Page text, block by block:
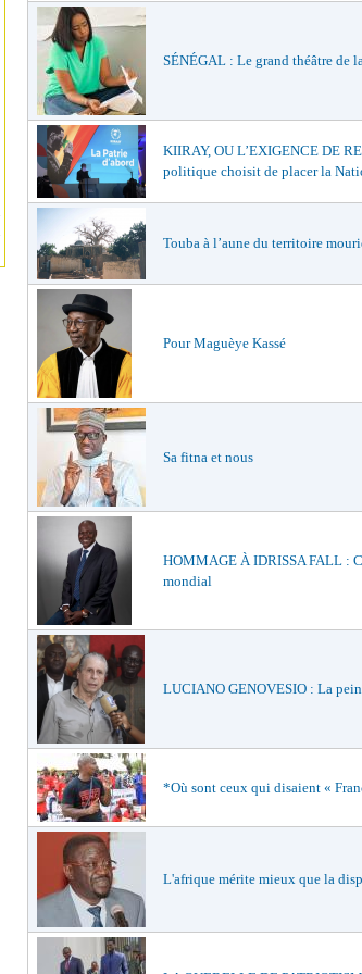
SÉNÉGAL : Le grand théâtre de
KIIRAY, OU L’EXIGENCE DE
politique choisit de placer la
Touba à l’aune du territoire
Pour Maguèye Kassé
Sa fitna et nous
HOMMAGE À IDRISSA FALL :
mondial
LUCIANO GENOVESIO : La
*Où sont ceux qui disaient «
L'afrique mérite mieux que la